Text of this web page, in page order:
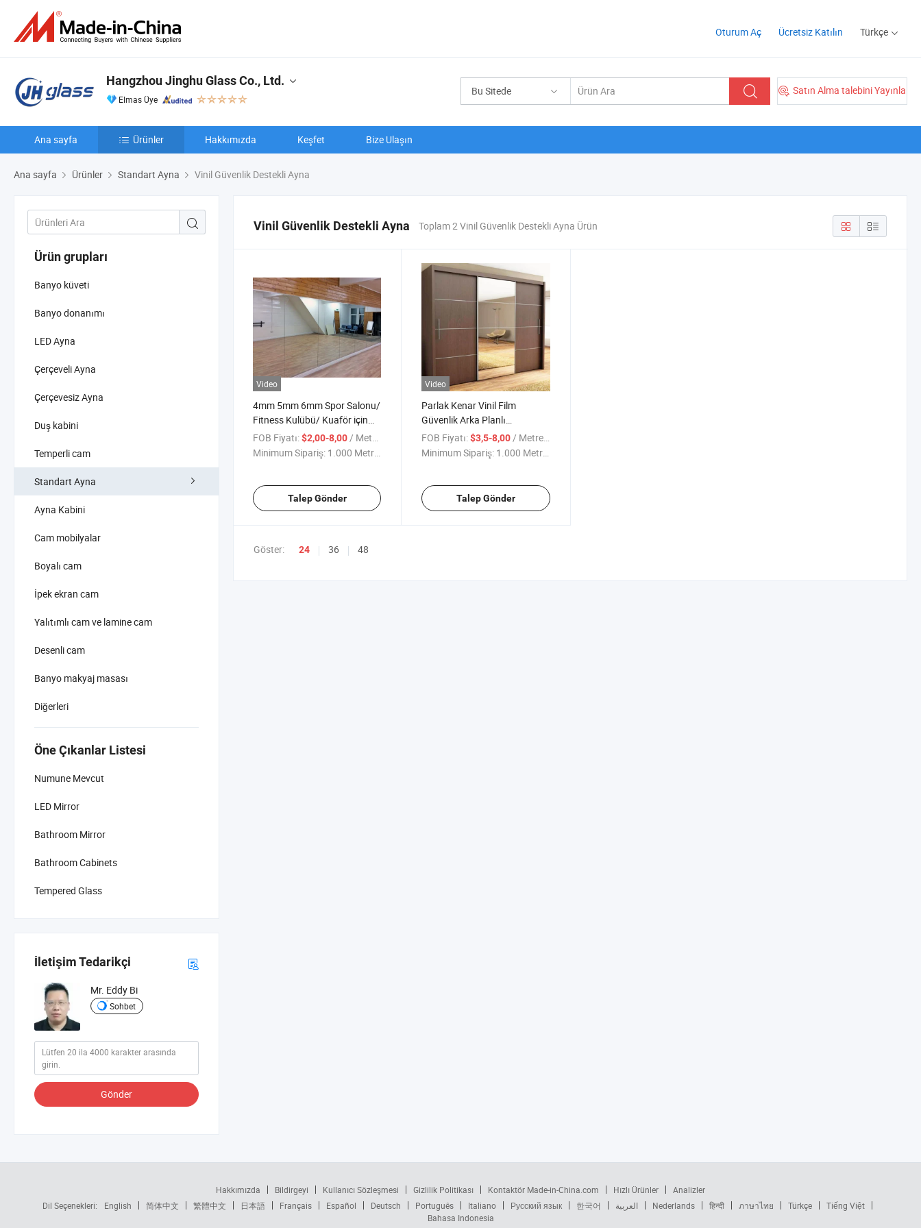
Oturum Aç Ücretsiz Katılın Türkçe
Bu Sitede Satın Alma talebini Yayınla
Hangzhou Jinghu Glass Co., Ltd.
Elmas Üye
Ana sayfa Ürünler Hakkımızda Keşfet Bize Ulaşın
Ana sayfa Ürünler Standart Ayna Vinil Güvenlik Destekli Ayna
Ürün grupları
Banyo küveti
Banyo donanımı
LED Ayna
Çerçeveli Ayna
Çerçevesiz Ayna
Duş kabini
Temperli cam
Standart Ayna
Ayna Kabini
Cam mobilyalar
Boyalı cam
İpek ekran cam
Yalıtımlı cam ve lamine cam
Desenli cam
Banyo makyaj masası
Diğerleri
Öne Çıkanlar Listesi
Numune Mevcut
LED Mirror
Bathroom Mirror
Bathroom Cabinets
Tempered Glass
İletişim Tedarikçi
Mr. Eddy Bi
Sohbet
Gönder
Vinil Güvenlik Destekli Ayna Toplam 2 Vinil Güvenlik Destekli Ayna Ürün
Video
4mm 5mm 6mm Spor Salonu/
Fitness Kulübü/ Kuaför için
Güvenlik Destekli Vinil Gümüş
Ayna
FOB Fiyatı:$2,00-8,00/ Metre kare
Minimum Sipariş: 1.000 Metrekare
Talep Gönder
Video
Parlak Kenar Vinil Film
Güvenlik Arka Planlı
Alüminyum Gümüş Ayna
Dolap Gardırop Banyo Aynası
FOB Fiyatı: $3,5-8,00/ Metre kare
Minimum Sipariş: 1.000 Metrekare
Talep Gönder
Göster: 24 36 48
Hakkımızda Bildirgeyi Kullanıcı Sözleşmesi Gizlilik Politikası Kontaktör Made-in-China.com Hızlı Ürünler
Analizler
Dil Seçenekleri:
English 简体中文 繁體中文 日本語 Français Español Deutsch Português Italiano Русский язык 한국어 العربية Nederlands हिन्दी ภาษาไทย Türkçe
Tiếng Việt
Bahasa Indonesia